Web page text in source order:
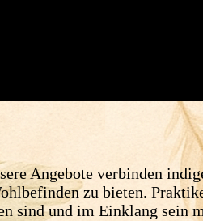
Angebote verbinden
zu bieten.
sind und im Einklang sein